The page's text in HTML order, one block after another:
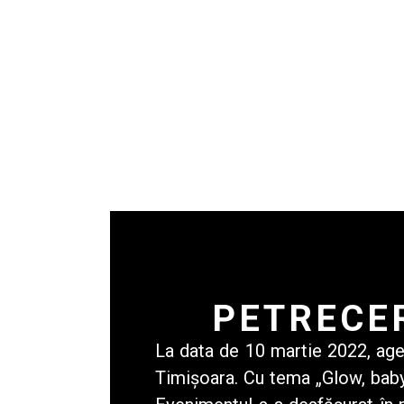
La data de 10 martie 2022,
Timișoara. Cu tema „Glow,